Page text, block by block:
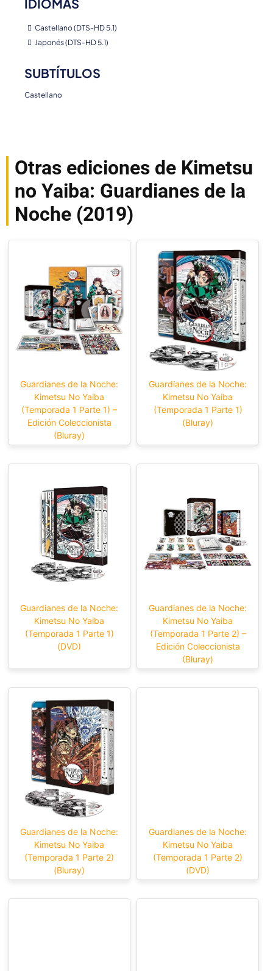
IDIOMAS
Castellano (DTS-HD 5.1)
Japonés (DTS-HD 5.1)
SUBTÍTULOS
Castellano
Otras ediciones de Kimetsu
no Yaiba: Guardianes de la
Noche (2019)
Guardianes de la Noche:
Kimetsu No Yaiba
(Temporada 1 Parte 1) –
Edición Coleccionista
(Bluray)
Guardianes de la Noche:
Kimetsu No Yaiba
(Temporada 1 Parte 1)
(Bluray)
Guardianes de la Noche:
Kimetsu No Yaiba
(Temporada 1 Parte 1)
(DVD)
Guardianes de la Noche:
Kimetsu No Yaiba
(Temporada 1 Parte 2) –
Edición Coleccionista
(Bluray)
Guardianes de la Noche:
Kimetsu No Yaiba
(Temporada 1 Parte 2)
(Bluray)
Guardianes de la Noche:
Kimetsu No Yaiba
(Temporada 1 Parte 2)
(DVD)